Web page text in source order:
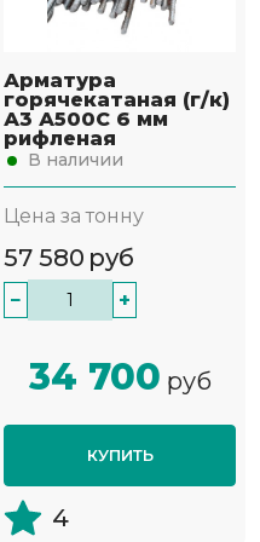
Арматура
горячекатаная (г/к)
А3 А500С 6 мм
рифленая
В наличии
Цена за тонну
57 580 руб
− +
34 700 руб
КУПИТЬ
4